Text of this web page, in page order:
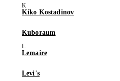
Kiko Kostadinov
Kuboraum
Lemaire
Levi's